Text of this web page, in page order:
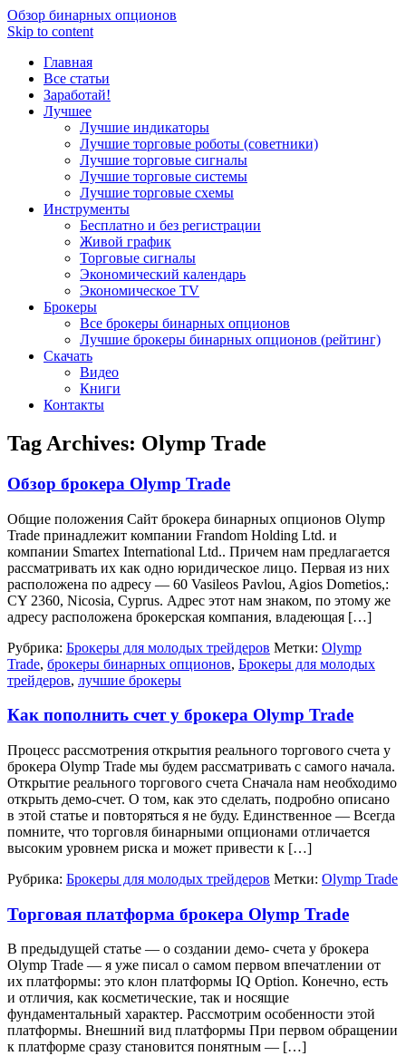
Обзор бинарных опционов
Skip to content
Главная
Все статьи
Заработай!
Лучшее
Лучшие индикаторы
Лучшие торговые роботы (советники)
Лучшие торговые сигналы
Лучшие торговые системы
Лучшие торговые схемы
Инструменты
Бесплатно и без регистрации
Живой график
Торговые сигналы
Экономический календарь
Экономическое TV
Брокеры
Все брокеры бинарных опционов
Лучшие брокеры бинарных опционов (рейтинг)
Скачать
Видео
Книги
Контакты
Tag Archives: Olymp Trade
Обзор брокера Olymp Trade
Общие положения Сайт брокера бинарных опционов Olymp
Trade принадлежит компании Frandom Holding Ltd. и
компании Smartex International Ltd.. Причем нам предлагается
рассматривать их как одно юридическое лицо. Первая из них
расположена по адресу — 60 Vasileos Pavlou, Agios Dometios,:
CY 2360, Nicosia, Cyprus. Адрес этот нам знаком, по этому же
адресу расположена брокерская компания, владеющая […]
Рубрика: Брокеры для молодых трейдеров Метки: Olymp
Trade, брокеры бинарных опционов, Брокеры для молодых
трейдеров, лучшие брокеры
Как пополнить счет у брокера Olymp Trade
Процесс рассмотрения открытия реального торгового счета у
брокера Olymp Trade мы будем рассматривать с самого начала.
Открытие реального торгового счета Сначала нам необходимо
открыть демо-счет. О том, как это сделать, подробно описано
в этой статье и повторяться я не буду. Единственное — Всегда
помните, что торговля бинарными опционами отличается
высоким уровнем риска и может привести к […]
Рубрика: Брокеры для молодых трейдеров Метки: Olymp Trade
Торговая платформа брокера Olymp Trade
В предыдущей статье — о создании демо- счета у брокера
Olymp Trade — я уже писал о самом первом впечатлении от
их платформы: это клон платформы IQ Option. Конечно, есть
и отличия, как косметические, так и носящие
фундаментальный характер. Рассмотрим особенности этой
платформы. Внешний вид платформы При первом обращении
к платформе сразу становится понятным — […]